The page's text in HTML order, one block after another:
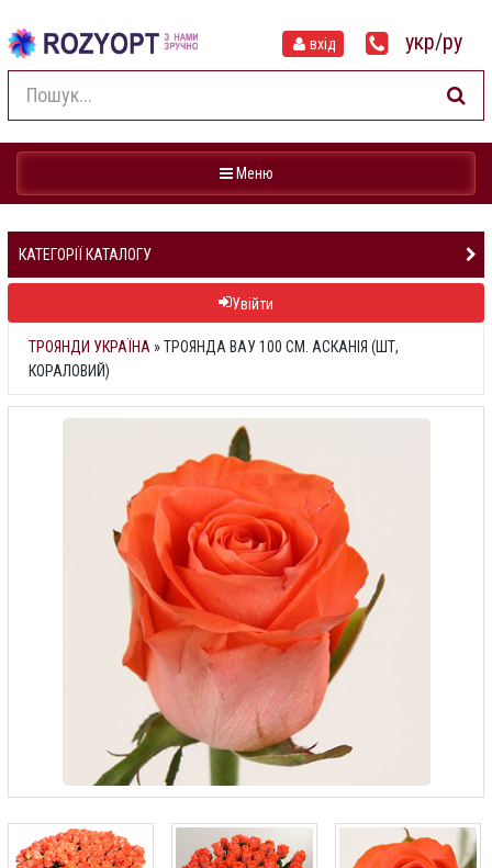
вхід укр/ру
Навігація
Меню
КАТЕГОРІЇ КАТАЛОГУ
Увійти
ТРОЯНДИ УКРАЇНА »ТРОЯНДА ВАУ 100 СМ. АСКАНІЯ (ШТ,
КОРАЛОВИЙ)